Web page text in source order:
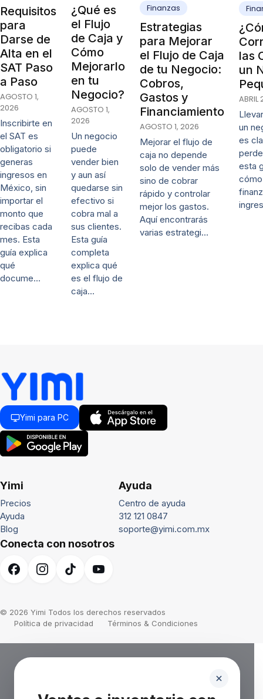
Requisitos
para
Darse de
Alta en el
SAT Paso
a Paso
AGOSTO 1,
2026
Inscribirte en
el SAT es
obligatorio si
generas
ingresos en
México, sin
importar el
monto que
recibas cada
mes. Esta
guía explica
qué
docume…
¿Qué es
el Flujo
de Caja y
Cómo
Mejorarlo
en tu
Negocio?
AGOSTO 1,
2026
Un negocio
puede
vender bien
y aun así
quedarse sin
efectivo si
cobra mal a
sus clientes.
Esta guía
completa
explica qué
es el flujo de
caja…
Finanzas
Estrategias
para Mejorar
el Flujo de Caja
de tu Negocio:
Cobros,
Gastos y
Financiamiento
AGOSTO 1, 2026
Mejorar el flujo de
caja no depende
solo de vender más
sino de cobrar
rápido y controlar
mejor los gastos.
Aquí encontrarás
varias estrategi…
las
un
ABRIL
un
es
esta
Yimi para PC
Yimi
Precios
Ayuda
Blog
Ayuda
Centro de ayuda
312 121 0847
soporte@yimi.com.mx
Conecta con nosotros
© 2026 Yimi Todos los derechos reservados
Política de privacidad
Términos & Condiciones